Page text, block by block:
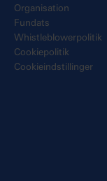
Organisation
Fundats
Whistleblowerpolitik
Cookiepolitik
Cookieindstillinger